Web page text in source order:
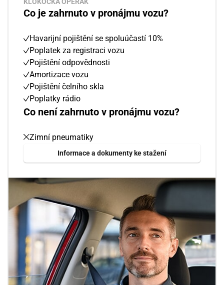
Co je zahrnuto v pronájmu vozu?
Havarijní pojištění se spoluúčastí 10%
Poplatek za registraci vozu
Pojištění odpovědnosti
Amortizace vozu
Pojištění čelního skla
Poplatky rádio
Co není zahrnuto v pronájmu vozu?
Zimní pneumatiky
Informace a dokumenty ke stažení